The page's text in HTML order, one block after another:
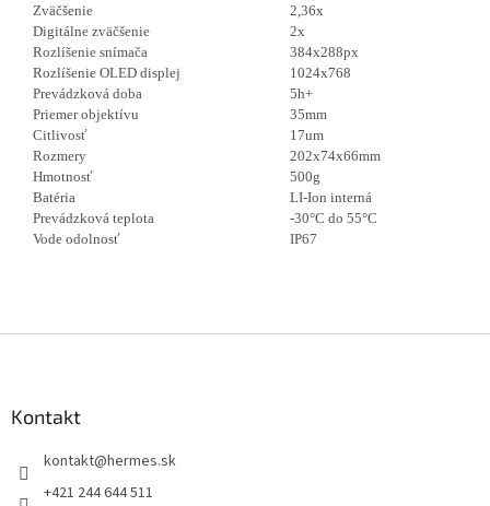
Zväčšenie
2,36x
Digitálne zväčšenie
2x
Rozlíšenie snímača
384x288px
Rozlíšenie OLED displej
1024x768
Prevádzková doba
5h+
Priemer objektívu
35mm
Citlivosť
17um
Rozmery
202x74x66mm
Hmotnosť
500g
Batéria
LI-Ion interná
Prevádzková teplota
-30°C do 55°C
Vode odolnosť
IP67
Kontakt
kontakt@hermes.sk
+421 244 644 511